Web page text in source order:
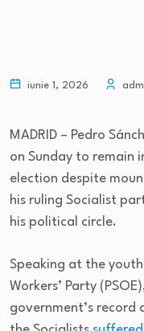
iunie 1, 2026
MADRID – Pedro
on Sunday to remain
election despite
his ruling Socialist
his political circle.
Speaking at the
Workers’ Party
government’s